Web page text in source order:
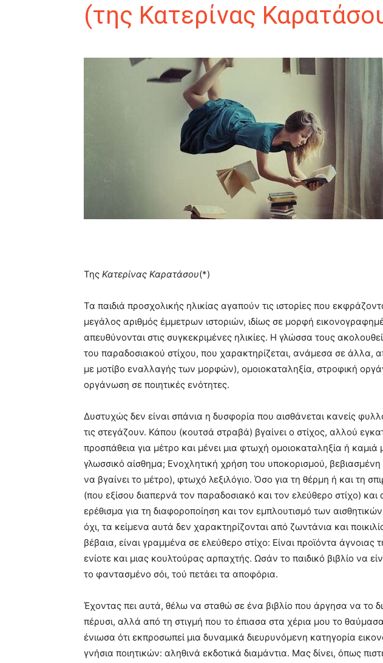
(της Κατερίνας
Της Κατερίνας Καρατάσου(*)
Τα παιδιά προσχολικής ηλικίας αγαπούν τις ιστορίες που
μεγάλος αριθμός έμμετρων ιστοριών, ιδίως σε μορφή
απευθύνονται στις συγκεκριμένες ηλικίες. Η γλώσσα τους
του παραδοσιακού στίχου, που χαρακτηρίζεται, ανάμεσα σε άλλα,
με μοτίβο εναλλαγής των μορφών), ομοιοκαταληξία, στροφική
οργάνωση σε ποιητικές ενότητες.
Δυστυχώς δεν είναι σπάνια η δυσφορία που αισθάνεται κανείς
τις στεγάζουν. Κάπου (κουτσά στραβά) βγαίνει ο στίχος, αλλού
προσπάθεια για μέτρο και μένει μια φτωχή ομοιοκαταληξία ή καμιά
γλωσσικό αίσθημα; Ενοχλητική χρήση του υποκορισμού, βεβιασμένη
να βγαίνει το μέτρο), φτωχό λεξιλόγιο. Όσο για τη θέρμη ή και τη
(που εξίσου διαπερνά τον παραδοσιακό και τον ελεύθερο στίχο) και
ερέθισμα για τη διαφοροποίηση και τον εμπλουτισμό των
όχι, τα κείμενα αυτά δεν χαρακτηρίζονται από ζωντάνια και
βέβαια, είναι γραμμένα σε ελεύθερο στίχο: Είναι προϊόντα άγνοιας
ενίοτε και μιας κουλτούρας αρπαχτής. Ωσάν το παιδικό βιβλίο να
το φαντασμένο σόι, τού πετάει τα αποφόρια.
Έχοντας πει αυτά, θέλω να σταθώ σε ένα βιβλίο που άργησα να το
πέρυσι, αλλά από τη στιγμή που το έπιασα στα χέρια μου το
ένιωσα ότι εκπροσωπεί μια δυναμικά διευρυνόμενη κατηγορία
γνήσια ποιητικών: αληθινά εκδοτικά διαμάντια. Μας δίνει, όπως